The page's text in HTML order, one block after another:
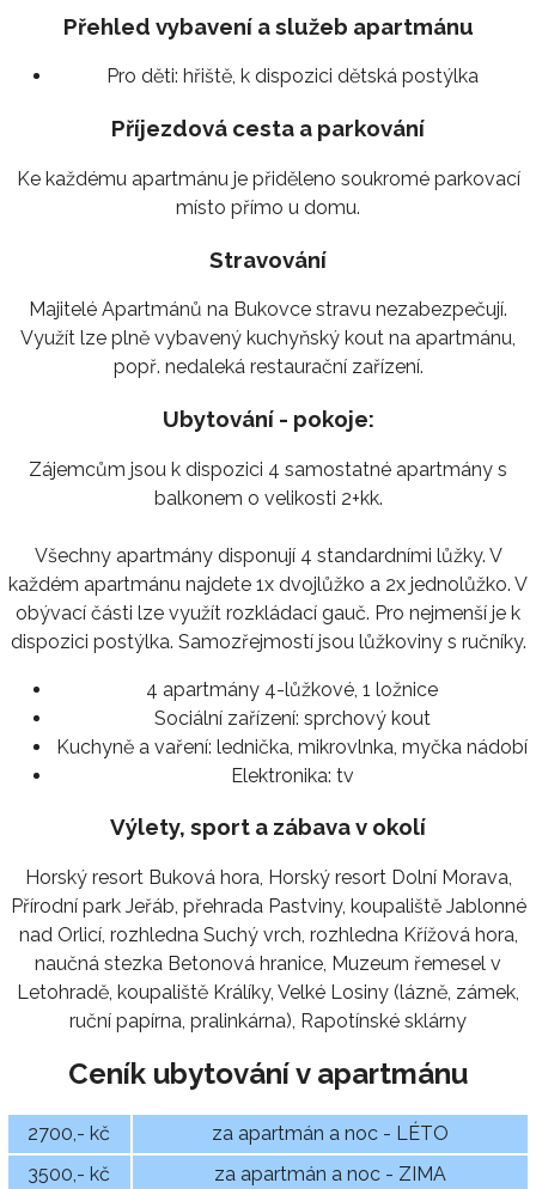
Přehled vybavení a služeb apartmánu
Pro děti: hřiště, k dispozici dětská postýlka
Příjezdová cesta a parkování
Ke každému apartmánu je přiděleno soukromé parkovací
místo přímo u domu.
Stravování
Majitelé Apartmánů na Bukovce stravu nezabezpečují.
Využít lze plně vybavený kuchyňský kout na apartmánu,
popř. nedaleká restaurační zařízení.
Ubytování - pokoje:
Zájemcům jsou k dispozici 4 samostatné apartmány s
balkonem o velikosti 2+kk.
Všechny apartmány disponují 4 standardními lůžky. V
každém apartmánu najdete 1x dvojlůžko a 2x jednolůžko. V
obývací části lze využít rozkládací gauč. Pro nejmenší je k
dispozici postýlka. Samozřejmostí jsou lůžkoviny s ručníky.
4 apartmány 4-lůžkové, 1 ložnice
Sociální zařízení: sprchový kout
Kuchyně a vaření: lednička, mikrovlnka, myčka nádobí
Elektronika: tv
Výlety, sport a zábava v okolí
Horský resort Buková hora, Horský resort Dolní Morava,
Přírodní park Jeřáb, přehrada Pastviny, koupaliště Jablonné
nad Orlicí, rozhledna Suchý vrch, rozhledna Křížová hora,
naučná stezka Betonová hranice, Muzeum řemesel v
Letohradě, koupaliště Králíky, Velké Losiny (lázně, zámek,
ruční papírna, pralinkárna), Rapotínské sklárny
Ceník ubytování v apartmánu
2700,- kč
za apartmán a noc - LÉTO
3500,- kč
za apartmán a noc - ZIMA